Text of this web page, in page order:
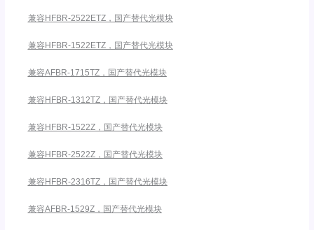
兼容HFBR-2522ETZ，国产替代光模块
兼容HFBR-1522ETZ，国产替代光模块
兼容AFBR-1715TZ，国产替代光模块
兼容HFBR-1312TZ，国产替代光模块
兼容HFBR-1522Z，国产替代光模块
兼容HFBR-2522Z，国产替代光模块
兼容HFBR-2316TZ，国产替代光模块
兼容AFBR-1529Z，国产替代光模块